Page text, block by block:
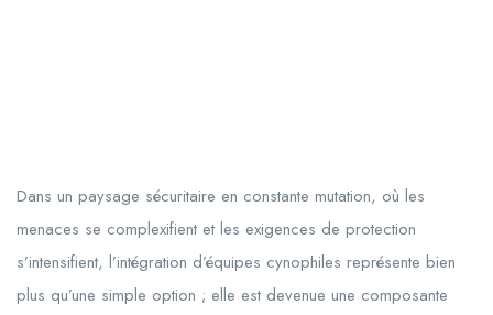
Dans un paysage sécuritaire en constante mutation, où les
menaces se complexifient et les exigences de protection
s’intensifient, l’intégration d’équipes cynophiles représente bien
plus qu’une simple option ; elle est devenue une composante